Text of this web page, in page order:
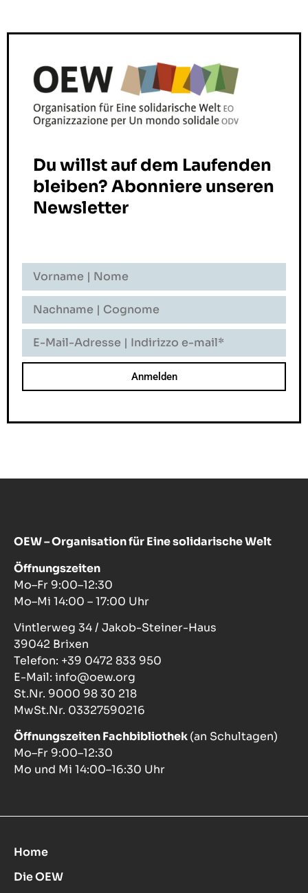
Du willst auf dem Laufenden
bleiben? Abonniere unseren
Newsletter
Nome
Cognome
Mail-
Adresse
-
E-
OEW – Organisation für Eine solidarische Welt
Öffnungszeiten
Mo–Fr 9:00–12:30
Mo–Mi 14:00 – 17:00 Uhr
Vintlerweg 34 / Jakob-Steiner-Haus
39042 Brixen
Telefon: +39 0472 833 950
E-Mail: info@oew.org
St.Nr. 9000 98 30 218
MwSt.Nr. 03327590216
Öffnungszeiten Fachbibliothek(an Schultagen)
Mo–Fr 9:00–12:30
Mo und Mi 14:00–16:30 Uhr
Home
Die OEW